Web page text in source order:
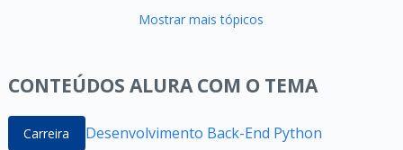
Mostrar mais tópicos
CONTEÚDOS ALURA COM O TEMA
Carreira Desenvolvimento Back-End Python